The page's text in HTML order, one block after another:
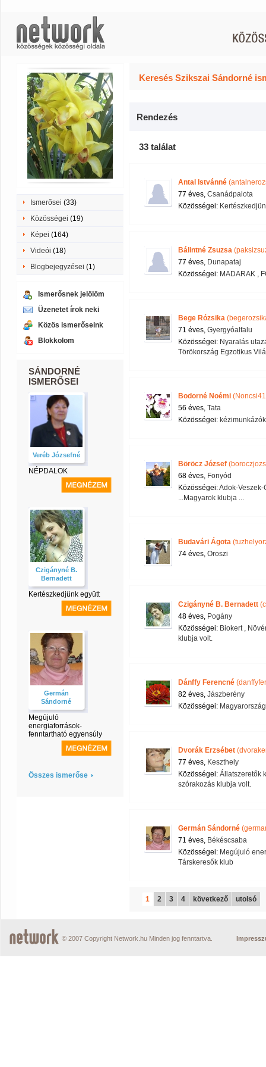
Ismerősei (33)
Közösségei (19)
Képei (164)
Videói (18)
Blogbejegyzései (1)
Ismerősnek jelölöm
Üzenetet írok neki
Közös ismerőseink
Blokkolom
SÁNDORNÉ
ISMERŐSEI
Veréb Józsefné
NÉPDALOK
Czigányné B.
Bernadett
Kertészkedjünk együtt
Germán
Sándorné
Megújuló
energiaforrások-
fenntartható egyensúly
Összes ismerőse
Keresés Szikszai Sándorné
Rendezés
33 találat
Antal Istvánné
77 éves, Csanádpalota
Közösségei:
Bálintné Zsuzsa
77 éves, Dunapataj
Közösségei: MADARAK ,
Bege Rózsika
71 éves, Gyergyóalfalu
Közösségei: Nyaralás
Törökország Egzotikus
Bodorné Noémi
56 éves, Tata
Közösségei:
Böröcz József
68 éves, Fonyód
Közösségei:Adok-
...Magyarok klubja ...
Budavári Ágota
74 éves, Oroszi
Czigányné B. Bernadett
48 éves, Pogány
Közösségei: Biokert,
klubja volt.
Dánffy Ferencné
82 éves, Jászberény
Közösségei: Magyarország
Dvorák Erzsébet
77 éves, Keszthely
Közösségei: Állatszeretők
szórakozás klubja volt.
Germán Sándorné
71 éves, Békéscsaba
Közösségei: Megújuló
Társkeresők klub
1 2 3 4 következő utolsó
© 2007 Copyright Network.hu Minden jog fenntartva.